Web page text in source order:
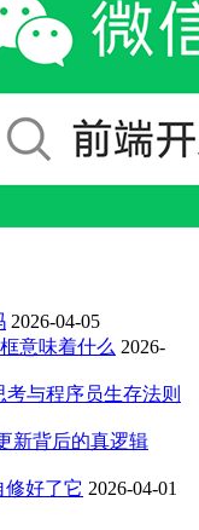
2026-04-05
意味着什么 2026-
与程序员生存法则
新背后的真逻辑
好了它 2026-04-01